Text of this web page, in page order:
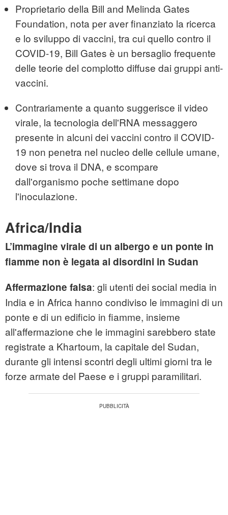
Proprietario della Bill and Melinda Gates
Foundation, nota per aver finanziato la ricerca
e lo sviluppo di vaccini, tra cui quello contro il
COVID-19, Bill Gates è un bersaglio frequente
delle teorie del complotto diffuse dai gruppi anti-
vaccini.
Contrariamente a quanto suggerisce il video
virale, la tecnologia dell'RNA messaggero
presente in alcuni dei vaccini contro il COVID-
19 non penetra nel nucleo delle cellule umane,
dove si trova il DNA, e scompare
dall'organismo poche settimane dopo
l'inoculazione.
Africa/India
L’immagine virale di un albergo e un ponte in
fiamme non è legata ai disordini in Sudan
Affermazione falsa: gli utenti dei social media in
India e in Africa hanno condiviso le immagini di un
ponte e di un edificio in fiamme, insieme
all'affermazione che le immagini sarebbero state
registrate a Khartoum, la capitale del Sudan,
durante gli intensi scontri degli ultimi giorni tra le
forze armate del Paese e i gruppi paramilitari.